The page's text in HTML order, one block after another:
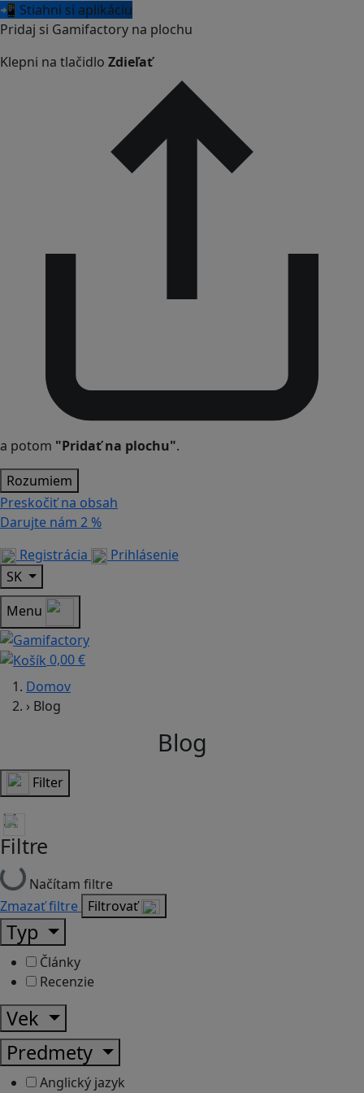
📲 Stiahni si aplikáciu
Pridaj si Gamifactory na plochu
Klepni na tlačidlo Zdieľať
a potom "Pridať na plochu".
Rozumiem
Preskočiť na obsah
Darujte nám 2 %
Registrácia
Prihlásenie
SK
Menu
0,00 €
Domov
› Blog
Blog
Filter
Filtre
Načítam filtre
Zmazať filtre Filtrovať
Typ
Články
Recenzie
Vek
Predmety
Anglický jazyk